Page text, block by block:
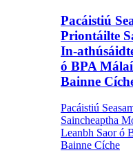
Pacáistiú
Priontáilte
In-
ó BPA
Bainne
Pacáistiú
Saincheaptha
Leanbh Saor ó
Bainne Cíche